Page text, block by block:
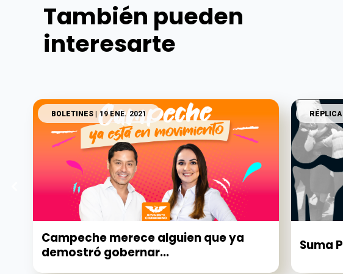
También pueden
interesarte
BOLETINES | 19 ENE. 2021
Campeche merece alguien que ya
demostró gobernar...
Suma